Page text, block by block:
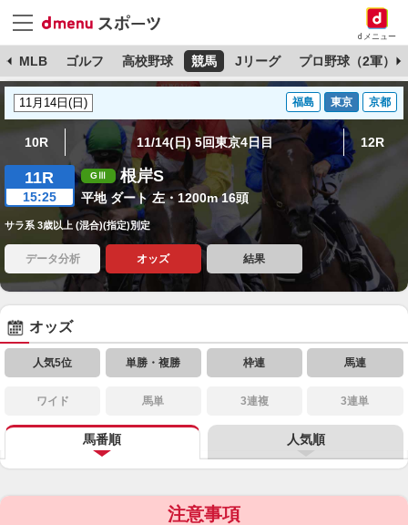
dメニュー
MLB ゴルフ 高校野球 競馬 Jリーグ プロ野球（2軍）
福島 東京 京都
10R 11/14(日) 5回東京4日目 12R
11R
15:25
根岸S
平地 ダート 左・1200m 16頭
サラ系 3歳以上 (混合)(指定)別定
データ分析 オッズ 結果
オッズ
人気5位 単勝・複勝 枠連 馬連
ワイド 馬単 3連複 3連単
馬番順 人気順
注意事項